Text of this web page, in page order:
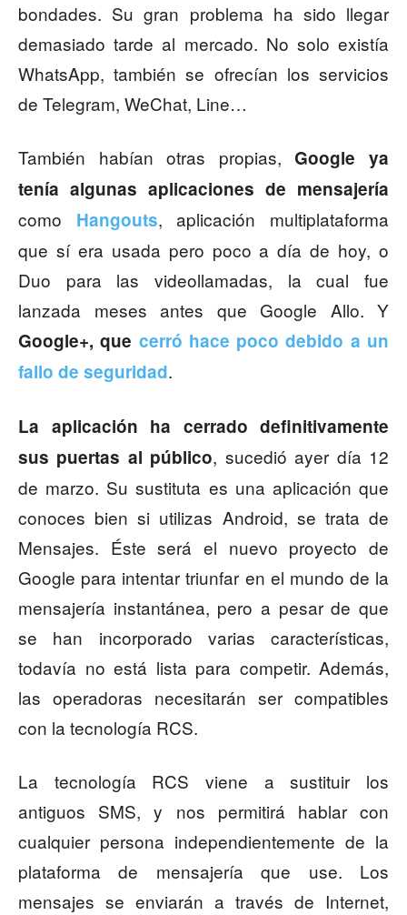
bondades. Su gran problema ha sido llegar
demasiado tarde al mercado. No solo existía
WhatsApp, también se ofrecían los servicios
de Telegram, WeChat, Line…
También habían otras propias,Google ya
tenía algunas aplicaciones de mensajería
como Hangouts, aplicación multiplataforma
que sí era usada pero poco a día de hoy, o
Duo para las videollamadas, la cual fue
lanzada meses antes que Google Allo. Y
Google+, que cerró hace poco debido a un
fallo de seguridad.
La aplicación ha cerrado definitivamente
sus puertas al público, sucedió ayer día 12
de marzo. Su sustituta es una aplicación que
conoces bien si utilizas Android, se trata de
Mensajes. Éste será el nuevo proyecto de
Google para intentar triunfar en el mundo de la
mensajería instantánea, pero a pesar de que
se han incorporado varias características,
todavía no está lista para competir. Además,
las operadoras necesitarán ser compatibles
con la tecnología RCS.
La tecnología RCS viene a sustituir los
antiguos SMS, y nos permitirá hablar con
cualquier persona independientemente de la
plataforma de mensajería que use. Los
mensajes se enviarán a través de Internet,